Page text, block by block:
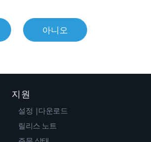
아니오
지원
설정 |다운로드
릴리스 노트